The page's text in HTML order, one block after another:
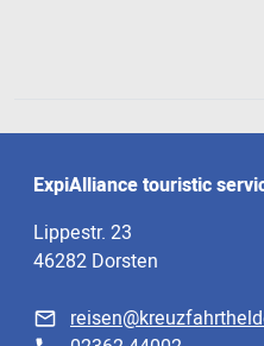
ExpiAlliance touristic
Lippestr. 23
46282 Dorsten